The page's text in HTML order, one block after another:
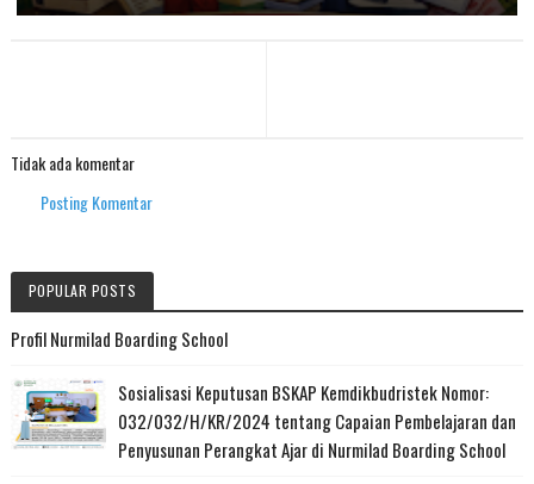
Tidak ada komentar
Posting Komentar
POPULAR POSTS
Profil Nurmilad Boarding School
Sosialisasi Keputusan BSKAP Kemdikbudristek Nomor:
032/032/H/KR/2024 tentang Capaian Pembelajaran dan
Penyusunan Perangkat Ajar di Nurmilad Boarding School